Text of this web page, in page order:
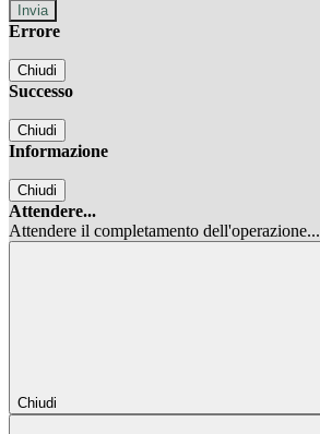
Errore
Chiudi
Successo
Chiudi
Informazione
Chiudi
Attendere...
Attendere il completamento dell'operazione...
Chiudi